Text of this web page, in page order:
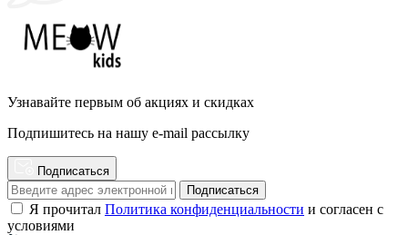
Узнавайте первым об акциях и скидках
Подпишитесь на нашу e-mail рассылку
Подписаться
Подписаться
Я прочитал Политика конфиденциальности и согласен с
условиями